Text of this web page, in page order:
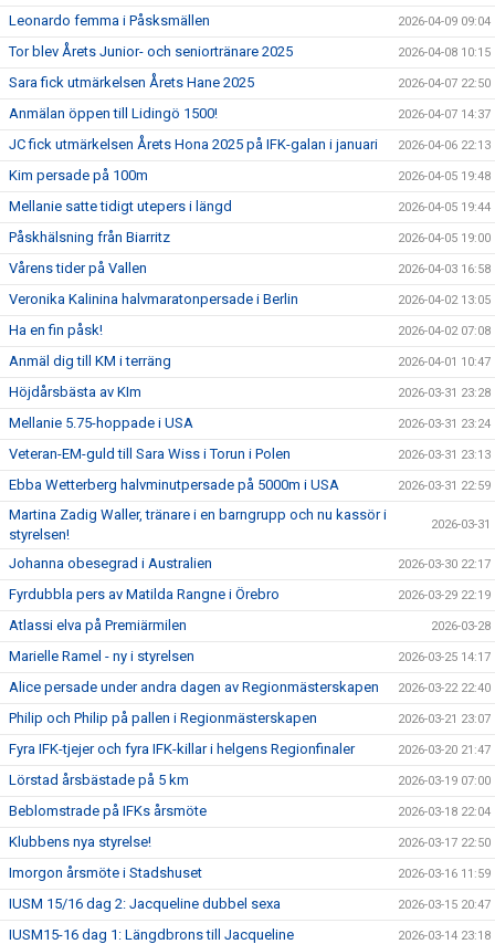
Leonardo femma i Påsksmällen 2026-04-09 09:04
Tor blev Årets Junior- och seniortränare 2025 2026-04-08 10:15
Sara fick utmärkelsen Årets Hane 2025 2026-04-07 22:50
Anmälan öppen till Lidingö 1500! 2026-04-07 14:37
JC fick utmärkelsen Årets Hona 2025 på IFK-galan i januari 2026-04-06 22:13
Kim persade på 100m 2026-04-05 19:48
Mellanie satte tidigt utepers i längd 2026-04-05 19:44
Påskhälsning från Biarritz 2026-04-05 19:00
Vårens tider på Vallen 2026-04-03 16:58
Veronika Kalinina halvmaratonpersade i Berlin 2026-04-02 13:05
Ha en fin påsk! 2026-04-02 07:08
Anmäl dig till KM i terräng 2026-04-01 10:47
Höjdårsbästa av KIm 2026-03-31 23:28
Mellanie 5.75-hoppade i USA 2026-03-31 23:24
Veteran-EM-guld till Sara Wiss i Torun i Polen 2026-03-31 23:13
Ebba Wetterberg halvminutpersade på 5000m i USA 2026-03-31 22:59
Martina Zadig Waller, tränare i en barngrupp och nu kassör i
styrelsen!
2026-03-31
Johanna obesegrad i Australien 2026-03-30 22:17
Fyrdubbla pers av Matilda Rangne i Örebro 2026-03-29 22:19
Atlassi elva på Premiärmilen 2026-03-28
Marielle Ramel - ny i styrelsen 2026-03-25 14:17
Alice persade under andra dagen av Regionmästerskapen 2026-03-22 22:40
Philip och Philip på pallen i Regionmästerskapen 2026-03-21 23:07
Fyra IFK-tjejer och fyra IFK-killar i helgens Regionfinaler 2026-03-20 21:47
Lörstad årsbästade på 5 km 2026-03-19 07:00
Beblomstrade på IFKs årsmöte 2026-03-18 22:04
Klubbens nya styrelse! 2026-03-17 22:50
Imorgon årsmöte i Stadshuset 2026-03-16 11:59
IUSM 15/16 dag 2: Jacqueline dubbel sexa 2026-03-15 20:47
IUSM15-16 dag 1: Längdbrons till Jacqueline 2026-03-14 23:18